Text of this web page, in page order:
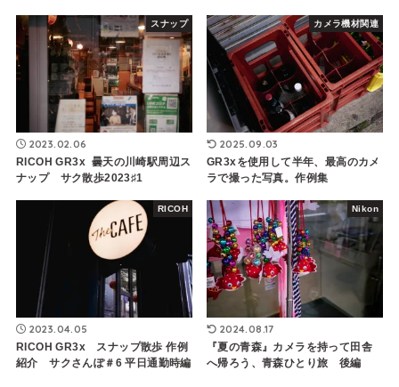
スナップ
2023.02.06
RICOH GR3x 曇天の川崎駅周辺ス
ナップ サク散歩2023♯1
カメラ機材関連
2025.09.03
GR3xを使用して半年、最高のカメ
ラで撮った写真。作例集
RICOH
2023.04.05
RICOH GR3x スナップ散歩 作例
紹介 サクさんぽ＃6 平日通勤時編
Nikon
2024.08.17
『夏の青森』カメラを持って田舎
へ帰ろう、青森ひとり旅 後編